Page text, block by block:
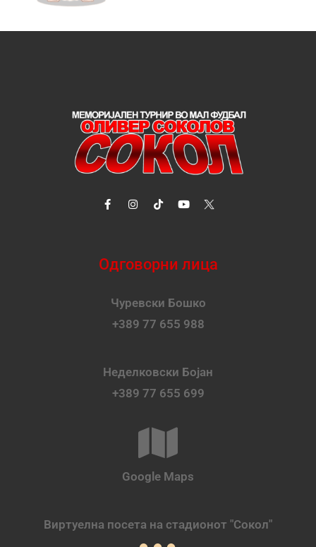
Одговорни лица
Чуревски Бошко
+389 77 655 988
Неделковски Бојан
+389 77 655 699
Google Maps
Виртуелна посета на стадионот "Сокол"